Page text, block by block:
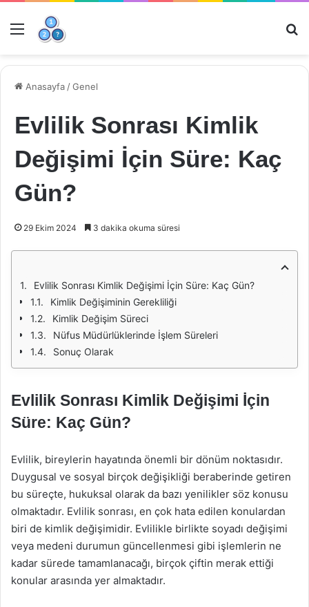
Menü
Anasayfa /Genel
Evlilik Sonrası Kimlik
Değişimi İçin Süre: Kaç
Gün?
29 Ekim 2024 3 dakika okuma süresi
Evlilik Sonrası Kimlik Değişimi İçin Süre: Kaç Gün?
Kimlik Değişiminin Gerekliliği
Kimlik Değişim Süreci
Nüfus Müdürlüklerinde İşlem Süreleri
Sonuç Olarak
Evlilik Sonrası Kimlik Değişimi İçin
Süre: Kaç Gün?
Evlilik, bireylerin hayatında önemli bir dönüm noktasıdır.
Duygusal ve sosyal birçok değişikliği beraberinde getiren
bu süreçte, hukuksal olarak da bazı yenilikler söz konusu
olmaktadır. Evlilik sonrası, en çok hata edilen konulardan
biri de kimlik değişimidir. Evlilikle birlikte soyadı değişimi
veya medeni durumun güncellenmesi gibi işlemlerin ne
kadar sürede tamamlanacağı, birçok çiftin merak ettiği
konular arasında yer almaktadır.